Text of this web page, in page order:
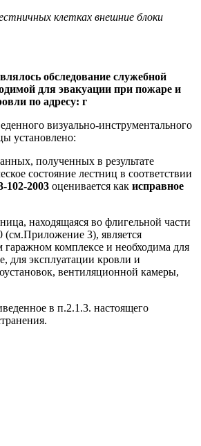
клетках внешние блоки
обследование служебной
для эвакуации при пожаре и
по адресу: г
визуально-инструментального
установлено:
полученных в результате
состояние лестниц в соответствии
102-2003 оценивается как исправное
находящаяся во флигельной части
3), является
гаражном комплексе и необходима для
для эксплуатации кровли и
вентиляционной камеры,
в п.2.1.3. настоящего